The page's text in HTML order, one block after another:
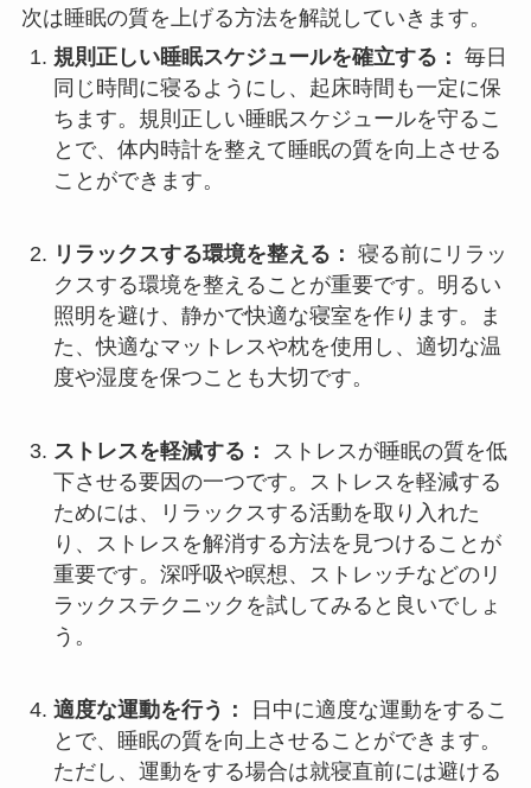
次は睡眠の質を上げる方法を解説していきます。
規則正しい睡眠スケジュールを確立する： 毎日
同じ時間に寝るようにし、起床時間も一定に保
ちます。規則正しい睡眠スケジュールを守るこ
とで、体内時計を整えて睡眠の質を向上させる
ことができます。
リラックスする環境を整える： 寝る前にリラッ
クスする環境を整えることが重要です。明るい
照明を避け、静かで快適な寝室を作ります。ま
た、快適なマットレスや枕を使用し、適切な温
度や湿度を保つことも大切です。
ストレスを軽減する：
ストレスが睡眠の質を低
下させる要因の一つです。ストレスを軽減する
ためには、リラックスする活動を取り入れた
り、ストレスを解消する方法を見つけることが
重要です。深呼吸や瞑想、ストレッチなどのリ
ラックステクニックを試してみると良いでしょ
う。
適度な運動を行う：
日中に適度な運動をするこ
とで、睡眠の質を向上させることができます。
ただし、運動をする場合は就寝直前には避ける